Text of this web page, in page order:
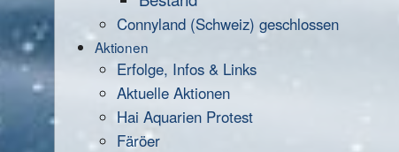
Connyland (Schweiz) geschlossen
Aktionen
Erfolge, Infos & Links
Aktuelle Aktionen
Hai Aquarien Protest
Färöer